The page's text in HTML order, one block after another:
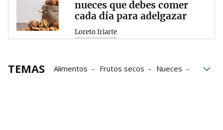
nueces que debes comer
cada día para adelgazar
Loreto Iriarte
TEMAS Alimentos Frutos secos
Nueces